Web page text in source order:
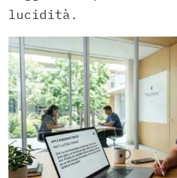
lucidità.